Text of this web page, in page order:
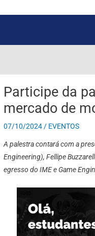
Participe da
mercado de
07/10/2024 / EVENTOS
A palestra contará com a
Engineering), Fellipe
egresso do IME e Game